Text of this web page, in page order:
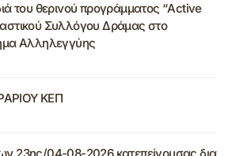
του θερινού προγράμματος “Active
Συλλόγου Δράμας στο
Αλληλεγγύης
ΚΕΠ